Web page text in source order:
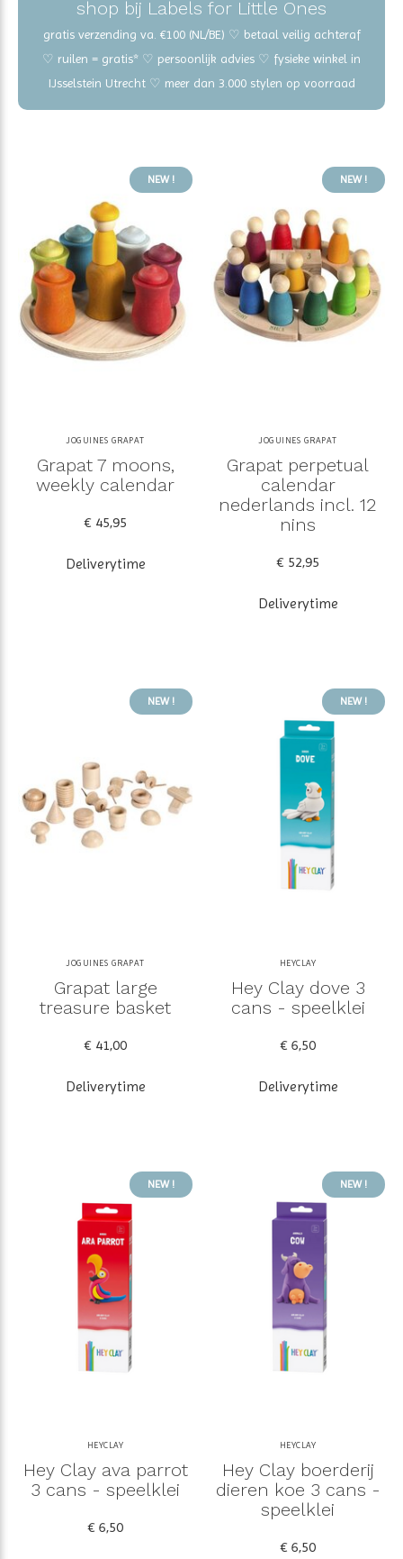
shop bij Labels for Little Ones
gratis verzending va. €100 (NL/BE) ♡ betaal veilig achteraf
♡ ruilen = gratis* ♡ persoonlijk advies ♡ fysieke winkel in
IJsselstein Utrecht ♡ meer dan 3.000 stylen op voorraad
NEW !
JOGUINES GRAPAT
Grapat 7 moons,
weekly calendar
€ 45,95
Deliverytime
NEW !
JOGUINES GRAPAT
Grapat perpetual
calendar
nederlands incl. 12
nins
€ 52,95
Deliverytime
NEW !
JOGUINES GRAPAT
Grapat large
treasure basket
€ 41,00
Deliverytime
NEW !
HEYCLAY
Hey Clay dove 3
cans - speelklei
€ 6,50
Deliverytime
NEW !
HEYCLAY
Hey Clay ava parrot
3 cans - speelklei
€ 6,50
NEW !
HEYCLAY
Hey Clay boerderij
dieren koe 3 cans -
speelklei
€ 6,50